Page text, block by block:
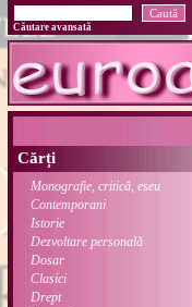
Căutare avansată
Cărți
Monografie, critică, eseu
Contemporani
Istorie
Dezvoltare personală
Dosar
Clasici
Drept